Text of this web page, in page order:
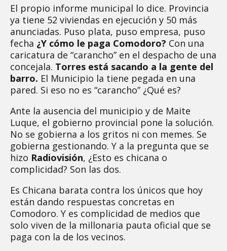
El propio informe municipal lo dice. Provincia
ya tiene 52 viviendas en ejecución y 50 más
anunciadas. Puso plata, puso empresa, puso
fecha ¿Y cómo le paga Comodoro? Con una
caricatura de “carancho” en el despacho de una
concejala. Torres está sacando a la gente del
barro. El Municipio la tiene pegada en una
pared. Si eso no es “carancho” ¿Qué es?
Ante la ausencia del municipio y de Maite
Luque, el gobierno provincial pone la solución.
No se gobierna a los gritos ni con memes. Se
gobierna gestionando. Y a la pregunta que se
hizo Radiovisión, ¿Esto es chicana o
complicidad? Son las dos.
Es Chicana barata contra los únicos que hoy
están dando respuestas concretas en
Comodoro. Y es complicidad de medios que
solo viven de la millonaria pauta oficial que se
paga con la de los vecinos.